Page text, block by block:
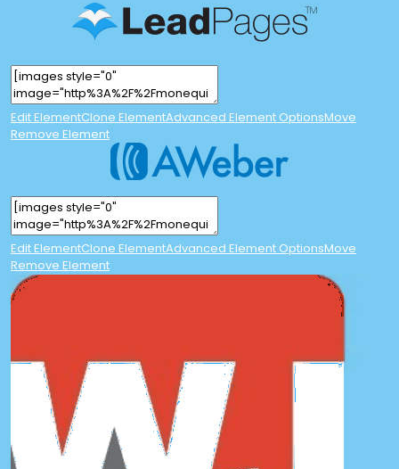
Edit ElementClone ElementAdvanced Element OptionsMove
Remove Element
Edit ElementClone ElementAdvanced Element OptionsMove
Remove Element